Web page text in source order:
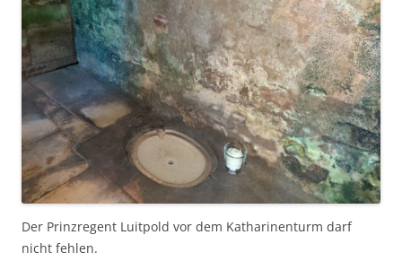
Der Prinzregent Luitpold vor dem Katharinenturm darf
nicht fehlen.